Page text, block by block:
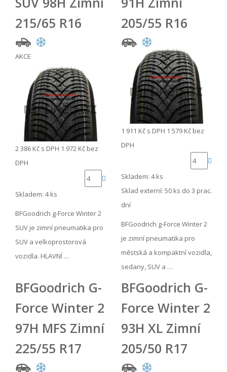
215/65 R16
AKCE
2 386 Kč s DPH 1 972 Kč bez
DPH
Skladem: 4 ks
BFGoodrich g-Force Winter 2
SUV je zimní pneumatika pro
SUV a velkoprostorová
vozidla. HLAVNÍ …
205/55 R16
1 911 Kč s DPH 1 579 Kč bez
DPH
Skladem: 4 ks
Sklad externí: 50 ks do 3 prac.
dní
BFGoodrich g-Force Winter 2
je zimní pneumatika pro
městská a kompaktní vozidla,
sedany, SUV a …
BFGoodrich G-
Force Winter 2
97H MFS Zimní
225/55 R17
BFGoodrich G-
Force Winter 2
93H XL Zimní
205/50 R17